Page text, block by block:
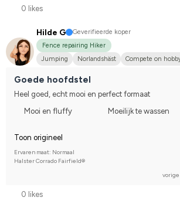
0 likes
Hilde G
Geverifieerde koper
Fence repairing Hiker
Jumping
Norlandshäst Compete on
Goede hoofdstel
Heel goed, echt mooi en perfect formaat
Mooi en fluffy
Moeilijk te wassen
Toon origineel
Ervaren maat: Normaal
Halster Corrado Fairfield®
0 likes